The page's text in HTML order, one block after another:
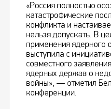
«Россия полностью
катастрофические
конфликта и
нельзя допускать. В
применения ядерного
выступила с
совместного
ядерных держав о
войны», — отметил
конференции.